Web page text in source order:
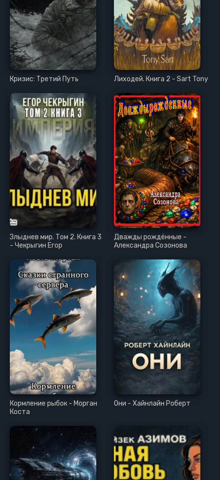
Кризис: Третий Путь Лиходей. Книга 2 - Sart Tony
Злыднев мир. Том 2. Книга 3
- Чекрыгин Егор
Дважды рождённые -
Александра Созонова
Кормление рыбок - Морган
Коста
Они - Хайнлайн Роберт